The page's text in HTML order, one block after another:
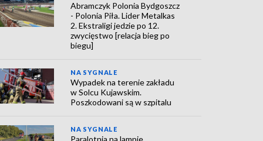
Abramczyk Polonia Bydgoszcz
- Polonia Piła. Lider Metalkas
2. Ekstraligi jedzie po 12.
zwycięstwo [relacja bieg po
biegu]
NA SYGNALE
Wypadek na terenie zakładu
w Solcu Kujawskim.
Poszkodowani są w szpitalu
NA SYGNALE
Paralotnia na lampie.